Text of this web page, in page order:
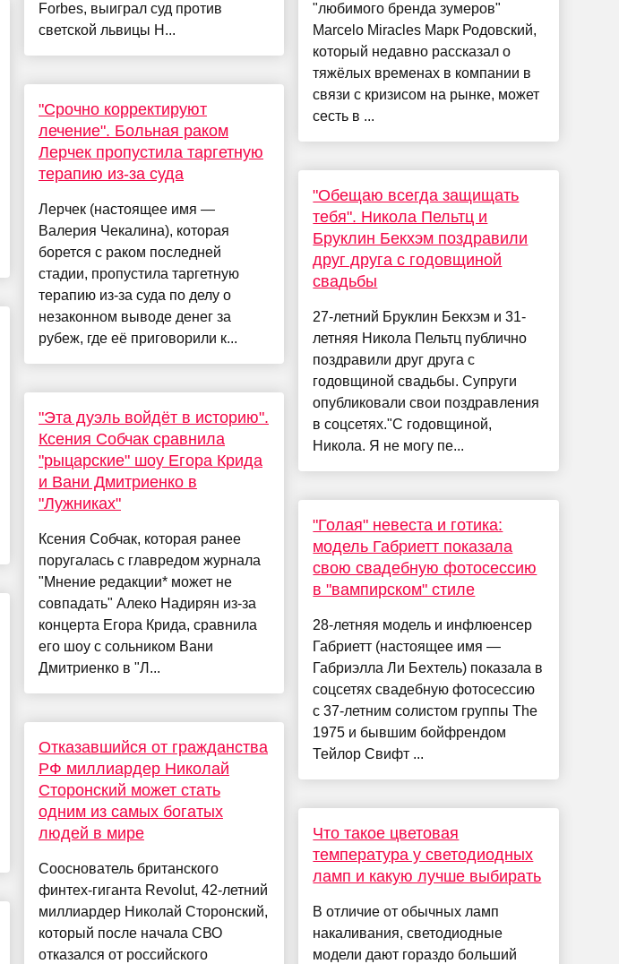
Forbes, выиграл суд против
светской львицы Н...
"Срочно корректируют
лечение". Больная раком
Лерчек пропустила таргетную
терапию из-за суда
Лерчек (настоящее имя —
Валерия Чекалина), которая
борется с раком последней
стадии, пропустила таргетную
терапию из-за суда по делу о
незаконном выводе денег за
рубеж, где её приговорили к...
"Эта дуэль войдёт в историю".
Ксения Собчак сравнила
"рыцарские" шоу Егора Крида
и Вани Дмитриенко в
"Лужниках"
Ксения Собчак, которая ранее
поругалась с главредом журнала
"Мнение редакции* может не
совпадать" Алеко Надирян из-за
концерта Егора Крида, сравнила
его шоу с сольником Вани
Дмитриенко в "Л...
Отказавшийся от гражданства
РФ миллиардер Николай
Сторонский может стать
одним из самых богатых
людей в мире
Сооснователь британского
финтех-гиганта Revolut, 42-летний
миллиардер Николай Сторонский,
который после начала СВО
отказался от российского
"любимого бренда зумеров"
Marcelo Miracles Марк Родовский,
который недавно рассказал о
тяжёлых временах в компании в
связи с кризисом на рынке, может
сесть в ...
"Обещаю всегда защищать
тебя". Никола Пельтц и
Бруклин Бекхэм поздравили
друг друга с годовщиной
свадьбы
27-летний Бруклин Бекхэм и 31-
летняя Никола Пельтц публично
поздравили друг друга с
годовщиной свадьбы. Супруги
опубликовали свои поздравления
в соцсетях."С годовщиной,
Никола. Я не могу пе...
"Голая" невеста и готика:
модель Габриетт показала
свою свадебную фотосессию
в "вампирском" стиле
28-летняя модель и инфлюенсер
Габриетт (настоящее имя —
Габриэлла Ли Бехтель) показала в
соцсетях свадебную фотосессию
с 37-летним солистом группы The
1975 и бывшим бойфрендом
Тейлор Свифт ...
Что такое цветовая
температура у светодиодных
ламп и какую лучше выбирать
В отличие от обычных ламп
накаливания, светодиодные
модели дают гораздо больший